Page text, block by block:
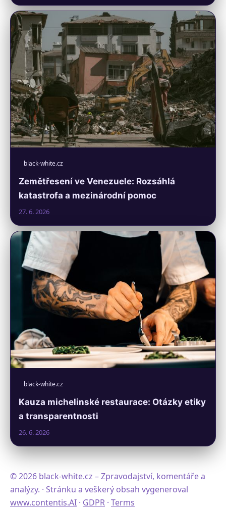
black-white.cz
Zemětřesení ve Venezuele: Rozsáhlá
katastrofa a mezinárodní pomoc
27. 6. 2026
black-white.cz
Kauza michelinské restaurace: Otázky etiky
a transparentnosti
26. 6. 2026
© 2026 black-white.cz – Zpravodajství, komentáře a
analýzy. · Stránku a veškerý obsah vygeneroval
www.contentis.AI · GDPR · Terms